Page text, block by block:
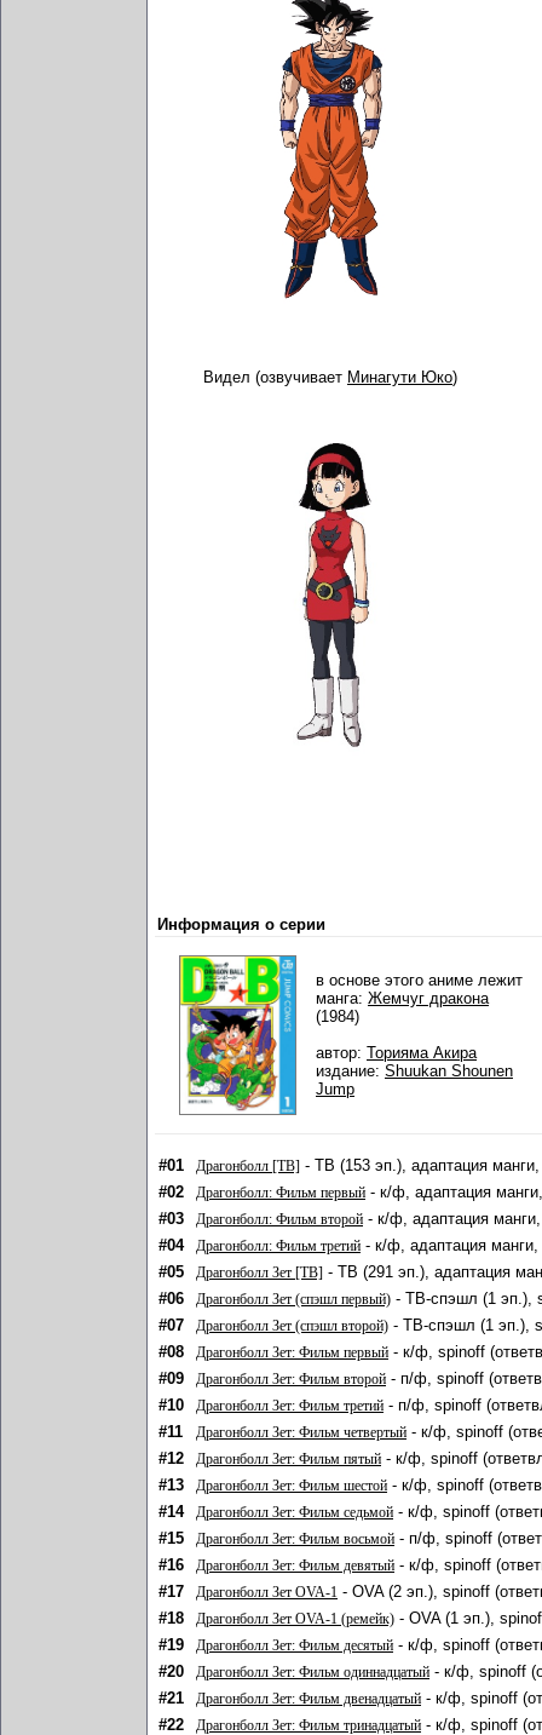
Видел (озвучивает Минагути Юко)
Информация о серии
в основе этого аниме лежит
манга: Жемчуг дракона
(1984)
автор: Торияма Акира
издание: Shuukan Shounen
Jump
#01 Драгонболл [ТВ] - ТВ (153 эп.), адаптация
#02
Драгонболл: Фильм первый - к/ф, адаптация
#03
Драгонболл: Фильм второй - к/ф, адаптация
#04
Драгонболл: Фильм третий - к/ф, адаптация манги,
#05
Драгонболл Зет [ТВ] - ТВ (291 эп.), адаптация
#06
Драгонболл Зет (спэшл первый) - ТВ-спэшл (1 эп.),
#07
Драгонболл Зет (спэшл второй) - ТВ-спэшл (1 эп.),
#08
Драгонболл Зет: Фильм первый - к/ф, spinoff
#09
Драгонболл Зет: Фильм второй - п/ф, spinoff
#10
Драгонболл Зет: Фильм третий - п/ф, spinoff
#11
Драгонболл Зет: Фильм четвертый - к/ф, spinoff
#12
Драгонболл Зет: Фильм пятый - к/ф, spinoff
#13
Драгонболл Зет: Фильм шестой - к/ф, spinoff
#14
Драгонболл Зет: Фильм седьмой - к/ф, spinoff
#15
Драгонболл Зет: Фильм восьмой - п/ф, spinoff
#16
Драгонболл Зет: Фильм девятый - к/ф, spinoff
#17
Драгонболл Зет OVA-1 - OVA (2 эп.), spinoff
#18
Драгонболл Зет OVA-1 (ремейк) - OVA (1 эп.),
#19
Драгонболл Зет: Фильм десятый - к/ф, spinoff
#20
Драгонболл Зет: Фильм одиннадцатый - к/ф, spinoff
#21
Драгонболл Зет: Фильм двенадцатый - к/ф, spinoff
#22
Драгонболл Зет: Фильм тринадцатый - к/ф, spinoff